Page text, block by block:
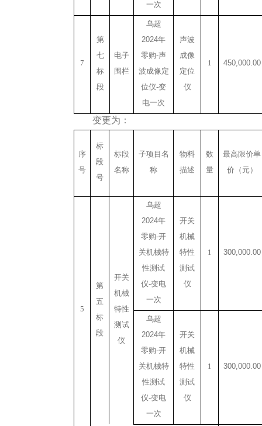
一次
7
第
七
标
段
电子
围栏
乌超
2024年
零购-声
波成像定
位仪-变
电一次
声波
成像
定位
仪
1 450,000.00
变更为：
序
号
标
段
号
标段
名称
子项目名
称
物料
描述
数
量
最高限价单
价（元）
5
第
五
标
段
开关
机械
特性
测试
仪
乌超
2024年
零购-开
关机械特
性测试
仪-变电
一次
开关
机械
特性
测试
仪
1 300,000.00
乌超
2024年
零购-开
关机械特
性测试
仪-变电
一次
开关
机械
特性
测试
仪
1 300,000.00